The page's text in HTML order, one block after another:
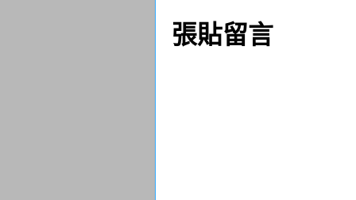
張貼留言